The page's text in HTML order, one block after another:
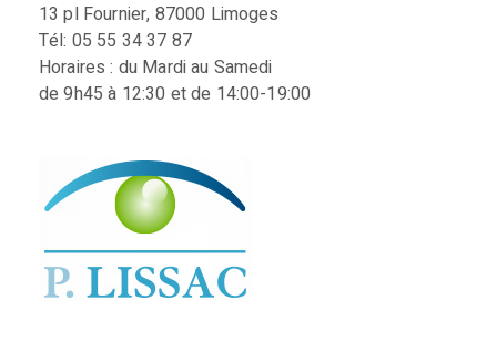
13 pl Fournier, 87000 Limoges
Tél: 05 55 34 37 87
Horaires : du Mardi au Samedi
de 9h45 à 12:30 et de 14:00-19:00